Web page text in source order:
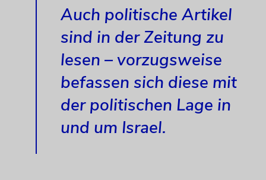
Auch politische Artikel
sind in der Zeitung zu
lesen – vorzugsweise
befassen sich diese mit
der politischen Lage in
und um Israel.